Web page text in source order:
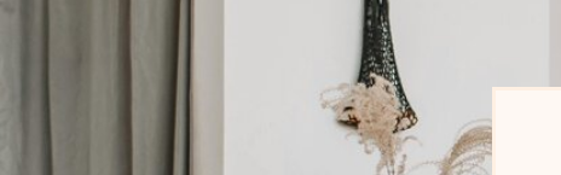
Articles favoris